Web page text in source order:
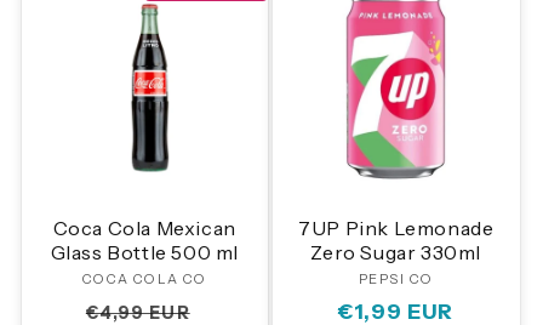
Coca Cola Mexican
Glass Bottle 500 ml
Anbieter:
COCA COLA CO
Normaler
€4,99 EUR
Verkaufspreis
7UP Pink Lemonade
Zero Sugar 330ml
Anbieter:
PEPSI CO
Normaler
€1,99 EUR